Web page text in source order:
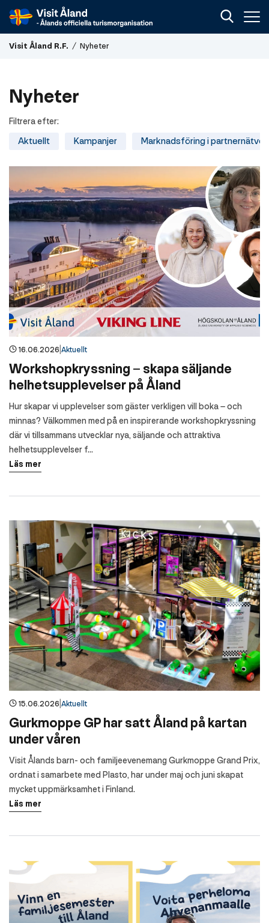
Visit
Åland
Visit Åland R.F. / Nyheter
Nyheter
Filtrera efter:
Aktuellt
Kampanjer Marknadsföring i
16.06.2026 Aktuellt
Workshopkryssning – skapa säljande
helhetsupplevelser på Åland
Hur skapar vi upplevelser som gäster verkligen vill boka – och
minnas? Välkommen med på en inspirerande workshopkryssning
där vi tillsammans utvecklar nya, säljande och attraktiva
helhetsupplevelser f...
Läs mer
15.06.2026 Aktuellt
Gurkmoppe GP har satt Åland på kartan
under våren
Visit Ålands barn- och familjeevenemang Gurkmoppe Grand Prix,
ordnat i samarbete med Plasto, har under maj och juni skapat
mycket uppmärksamhet i Finland.
Läs mer